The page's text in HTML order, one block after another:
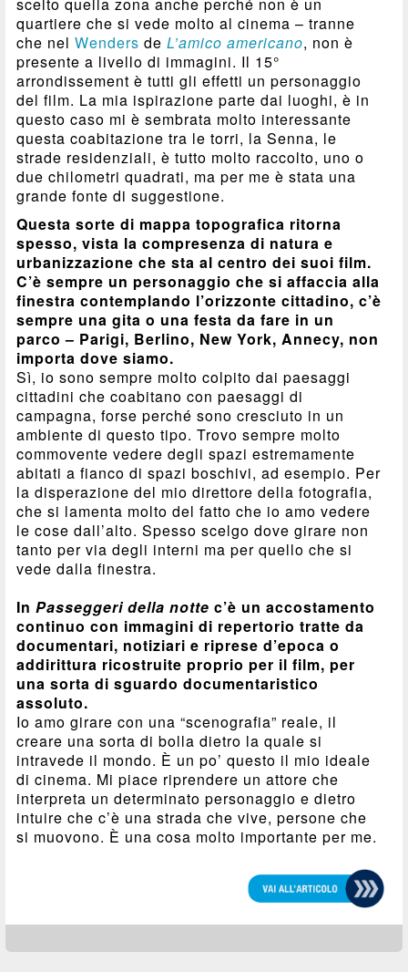
scelto quella zona anche perché non è un
quartiere che si vede molto al cinema – tranne
che nelWenders deL’amico americano, non è
presente a livello di immagini. Il 15°
arrondissement è tutti gli effetti un personaggio
del film. La mia ispirazione parte dai luoghi, è in
questo caso mi è sembrata molto interessante
questa coabitazione tra le torri, la Senna, le
strade residenziali, è tutto molto raccolto, uno o
due chilometri quadrati, ma per me è stata una
grande fonte di suggestione.
Questa sorte di mappa topografica ritorna
spesso, vista la compresenza di natura e
urbanizzazione che sta al centro dei suoi film.
C’è sempre un personaggio che si affaccia alla
finestra contemplando l’orizzonte cittadino, c’è
sempre una gita o una festa da fare in un
parco – Parigi, Berlino, New York, Annecy, non
importa dove siamo.
Sì, io sono sempre molto colpito dai paesaggi
cittadini che coabitano con paesaggi di
campagna, forse perché sono cresciuto in un
ambiente di questo tipo. Trovo sempre molto
commovente vedere degli spazi estremamente
abitati a fianco di spazi boschivi, ad esempio. Per
la disperazione del mio direttore della fotografia,
che si lamenta molto del fatto che io amo vedere
le cose dall’alto. Spesso scelgo dove girare non
tanto per via degli interni ma per quello che si
vede dalla finestra.
InPasseggeri della notte c’è un accostamento
continuo con immagini di repertorio tratte da
documentari, notiziari e riprese d’epoca o
addirittura ricostruite proprio per il film, per
una sorta di sguardo documentaristico
assoluto.
Io amo girare con una “scenografia” reale, il
creare una sorta di bolla dietro la quale si
intravede il mondo. È un po’ questo il mio ideale
di cinema. Mi piace riprendere un attore che
interpreta un determinato personaggio e dietro
intuire che c’è una strada che vive, persone che
si muovono. È una cosa molto importante per me.